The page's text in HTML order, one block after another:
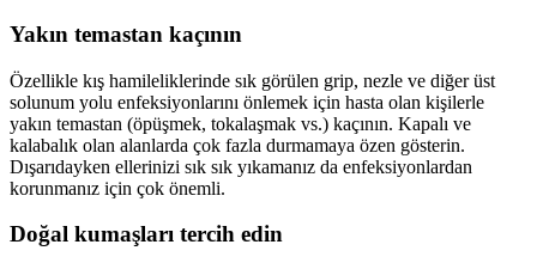
Yakın temastan kaçının
Özellikle kış hamileliklerinde sık görülen grip, nezle ve diğer üst
solunum yolu enfeksiyonlarını önlemek için hasta olan kişilerle
yakın temastan (öpüşmek, tokalaşmak vs.) kaçının. Kapalı ve
kalabalık olan alanlarda çok fazla durmamaya özen gösterin.
Dışarıdayken ellerinizi sık sık yıkamanız da enfeksiyonlardan
korunmanız için çok önemli.
Doğal kumaşları tercih edin